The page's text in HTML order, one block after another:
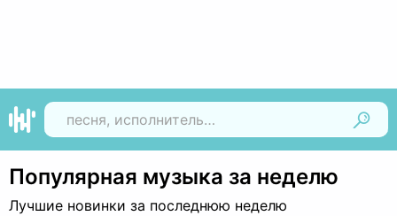
Популярная музыка за неделю
Лучшие новинки за последнюю неделю